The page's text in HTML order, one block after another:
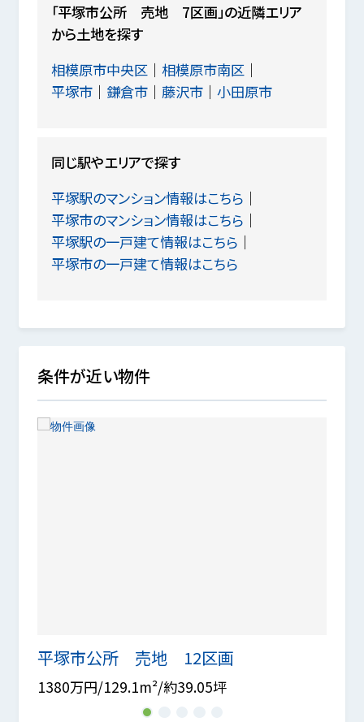
「平塚市公所 売地 7区画」の近隣エリア
から土地を探す
相模原市中央区
相模原市南区
平塚市
鎌倉市 藤沢市 小田原市
同じ駅やエリアで探す
平塚駅のマンション情報はこちら
平塚市のマンション情報はこちら
平塚駅の一戸建て情報はこちら
平塚市の一戸建て情報はこちら
条件が近い物件
平塚市公所 売地 12区画
1380万円/129.1m²/約39.05坪
1